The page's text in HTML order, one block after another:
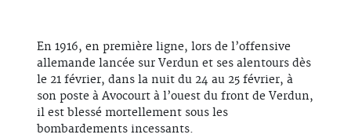
En 1916, en première ligne, lors de l’offensive
allemande lancée sur Verdun et ses alentours dès
le 21 février, dans la nuit du 24 au 25 février, à
son poste à Avocourt à l’ouest du front de Verdun,
il est blessé mortellement sous les
bombardements incessants.